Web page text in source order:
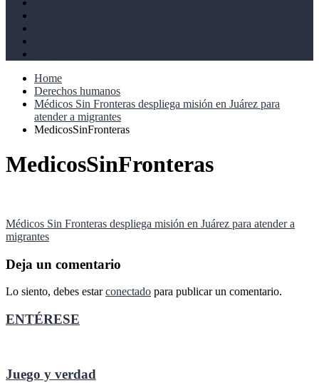
Home
Derechos humanos
Médicos Sin Fronteras despliega misión en Juárez para
atender a migrantes
MedicosSinFronteras
MedicosSinFronteras
Navegación
de
entradas
Médicos Sin Fronteras despliega misión en Juárez para atender a
migrantes
Deja un comentario
Lo siento, debes estarconectado para publicar un comentario.
ENTÉRESE
Juego y verdad